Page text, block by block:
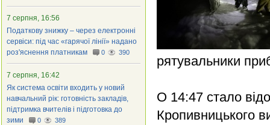
рятувальники
О 14:47 стало
Кропивницького
7 серпня, 16:56
Податкову знижку – через електронні
сервіси: під час «гарячої лінії» надано
роз'яснення платникам
0 390
7 серпня, 16:42
Як система освіти входить у новий
навчальний рік: готовність закладів,
підтримка вчителів і підготовка до
зими
0 389